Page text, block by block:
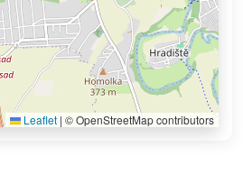
Leaflet | © OpenStreetMap contributors